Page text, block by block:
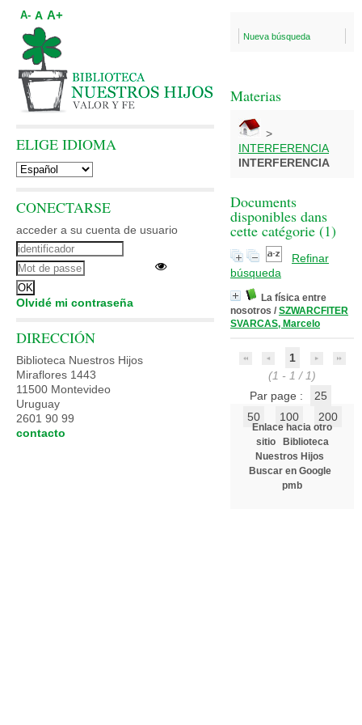
Nueva búsqueda
Materias
>
INTERFERENCIA
INTERFERENCIA
Documents
disponibles dans
cette catégorie (1)
Refinar
búsqueda
La física entre
nosotros / SZWARCFITER
SVARCAS, Marcelo
1
(1 - 1 / 1)
Par page :
25
50
100 200
Enlace hacia otro
sitio
Biblioteca
Nuestros Hijos
Buscar en Google
pmb
A- A A+
ELIGE IDIOMA
CONECTARSE
acceder a su cuenta de usuario
Olvidé mi contraseña
DIRECCIÓN
Biblioteca Nuestros Hijos
Miraflores 1443
11500 Montevideo
Uruguay
2601 90 99
contacto